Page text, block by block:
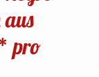
pro